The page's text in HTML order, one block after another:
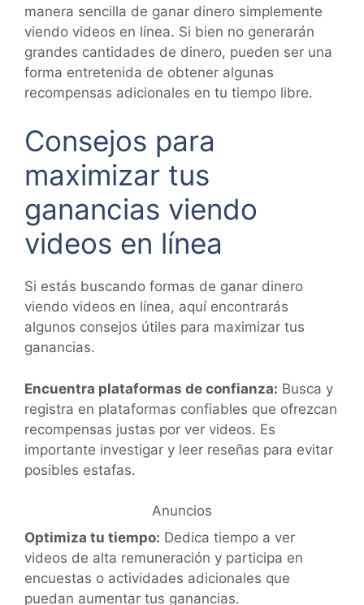
manera sencilla de ganar dinero simplemente
viendo videos en línea. Si bien no generarán
grandes cantidades de dinero, pueden ser una
forma entretenida de obtener algunas
recompensas adicionales en tu tiempo libre.
Consejos para
maximizar tus
ganancias viendo
videos en línea
Si estás buscando formas de ganar dinero
viendo videos en línea, aquí encontrarás
algunos consejos útiles para maximizar tus
ganancias.
Encuentra plataformas de confianza: Busca y
registra en plataformas confiables que ofrezcan
recompensas justas por ver videos. Es
importante investigar y leer reseñas para evitar
posibles estafas.
Anuncios
Optimiza tu tiempo: Dedica tiempo a ver
videos de alta remuneración y participa en
encuestas o actividades adicionales que
puedan aumentar tus ganancias.